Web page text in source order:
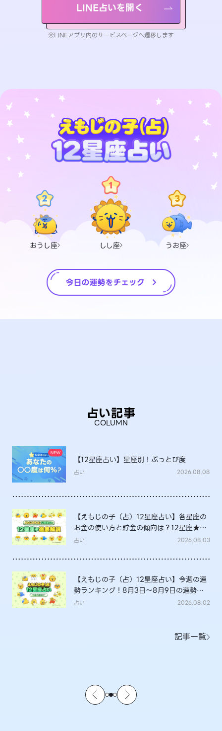
LINE占いを開く
※LINEアプリ内のサービスページへ遷移します
おうし座 しし座 うお座
占い記事
COLUMN
【12星座占い】星座別！ぶっとび度
占い 2026.08.08
【えもじの子（占）12星座占い】各星座の
お金の使い方と貯金の傾向は？12星座★徹
底解説
占い 2026.08.03
【えもじの子（占）12星座占い】今週の運
勢ランキング！8月3日～8月9日の運勢
は？
占い 2026.08.02
記事一覧